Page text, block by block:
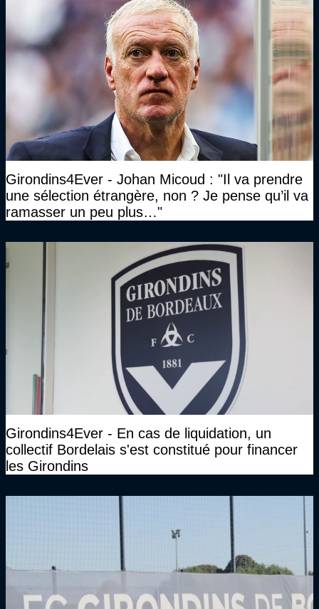
Girondins4Ever - Johan Micoud : "Il va prendre
une sélection étrangère, non ? Je pense qu’il va
ramasser un peu plus…"
Girondins4Ever - En cas de liquidation, un
collectif Bordelais s'est constitué pour financer
les Girondins